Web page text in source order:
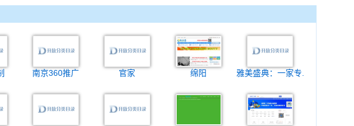
南京360推广 官家 绵阳 雅美盛典：一家专.